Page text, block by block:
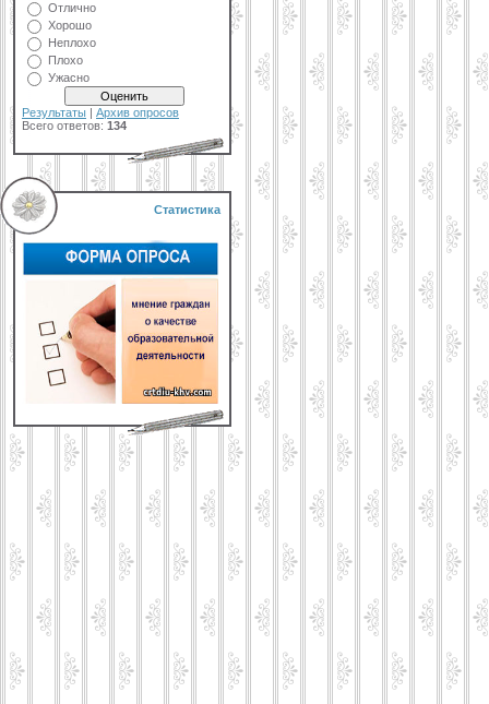
Отлично
Хорошо
Неплохо
Плохо
Ужасно
Результаты | Архив опросов
Всего ответов: 134
Статистика